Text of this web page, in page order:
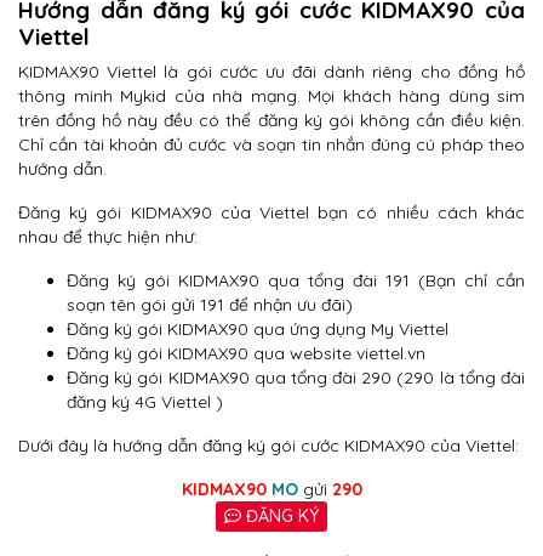
Hướng dẫn đăng ký gói cước KIDMAX90 của
Viettel
KIDMAX90 Viettel là gói cước ưu đãi dành riêng cho đồng hồ
thông minh Mykid của nhà mạng. Mọi khách hàng dùng sim
trên đồng hồ này đều có thể đăng ký gói không cần điều kiện.
Chỉ cần tài khoản đủ cước và soạn tin nhắn đúng cú pháp theo
hướng dẫn.
Đăng ký gói KIDMAX90 của Viettel bạn có nhiều cách khác
nhau để thực hiện như:
Đăng ký gói KIDMAX90 qua tổng đài 191 (Bạn chỉ cần
soạn tên gói gửi 191 để nhận ưu đãi)
Đăng ký gói KIDMAX90 qua ứng dụng My Viettel
Đăng ký gói KIDMAX90 qua website viettel.vn
Đăng ký gói KIDMAX90 qua tổng đài 290 (290 là tổng đài
đăng ký 4G Viettel )
Dưới đây là hướng dẫn đăng ký gói cước KIDMAX90 của Viettel:
KIDMAX90MO gửi 290
ĐĂNG KÝ